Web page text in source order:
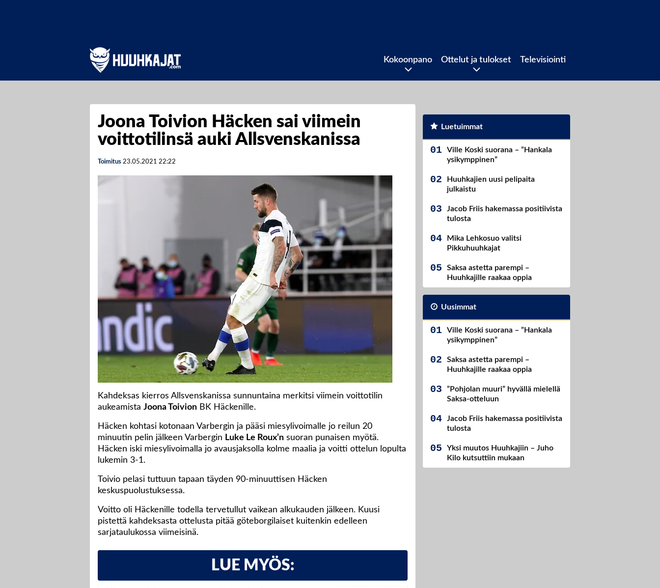
Kokoonpano Ottelut ja tulokset Televisiointi
Joona Toivion Häcken sai viimein
voittotilinsä auki Allsvenskanissa
Toimitus 23.05.2021 22:22
Kahdeksas kierros Allsvenskanissa sunnuntaina merkitsi viimein voittotilin
aukeamista Joona Toivion BK Häckenille.
Häcken kohtasi kotonaan Varbergin ja pääsi miesylivoimalle jo reilun 20
minuutin pelin jälkeen Varbergin Luke Le Roux’n suoran punaisen myötä.
Häcken iski miesylivoimalla jo avausjaksolla kolme maalia ja voitti ottelun lopulta
lukemin 3-1.
Toivio pelasi tuttuun tapaan täyden 90-minuuttisen Häcken
keskuspuolustuksessa.
Voitto oli Häckenille todella tervetullut vaikean alkukauden jälkeen. Kuusi
pistettä kahdeksasta ottelusta pitää göteborgilaiset kuitenkin edelleen
sarjataulukossa viimeisinä.
LUE MYÖS:
Luetuimmat
Ville Koski suorana – ”Hankala
ysikymppinen”
Huuhkajien uusi pelipaita
julkaistu
Jacob Friis hakemassa positiivista
tulosta
Mika Lehkosuo valitsi
Pikkuhuuhkajat
Saksa astetta parempi –
Huuhkajille raakaa oppia
Uusimmat
Ville Koski suorana – ”Hankala
ysikymppinen”
Saksa astetta parempi –
Huuhkajille raakaa oppia
”Pohjolan muuri” hyvällä mielellä
Saksa-otteluun
Jacob Friis hakemassa positiivista
tulosta
Yksi muutos Huuhkajiin – Juho
Kilo kutsuttiin mukaan